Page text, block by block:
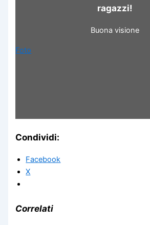
ragazzi!
Buona visione
Foto
Condividi:
Facebook
X
Correlati